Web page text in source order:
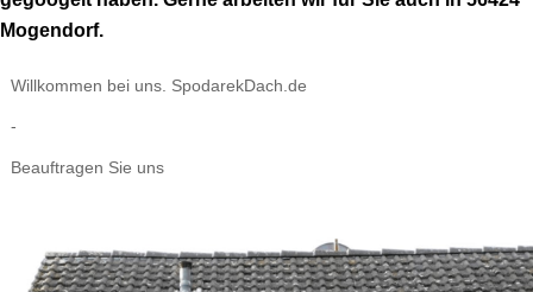
Mogendorf.
Willkommen bei uns. SpodarekDach.de
-
Beauftragen Sie uns